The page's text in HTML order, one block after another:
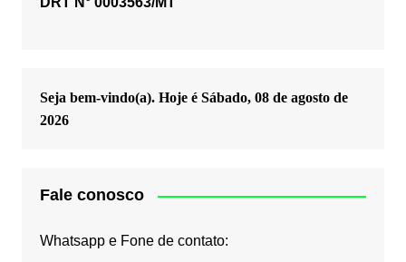
Seja bem-vindo(a). Hoje é Sábado, 08 de agosto de
2026
Fale conosco
Whatsapp e Fone de contato: